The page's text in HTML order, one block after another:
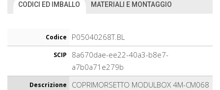
CODICI ED IMBALLO MATERIALI E MONTAGGIO
Codice P05040268T.BL
SCIP
8a670dae-ee22-40a3-b8e7-
a7b0a71e279b
Descrizione
COPRIMORSETTO MODULBOX 4M-CM068